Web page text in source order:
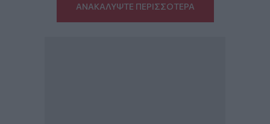
ΑΝΑΚΑΛΥΨΤΕ ΠΕΡΙΣΣΟΤΕΡΑ